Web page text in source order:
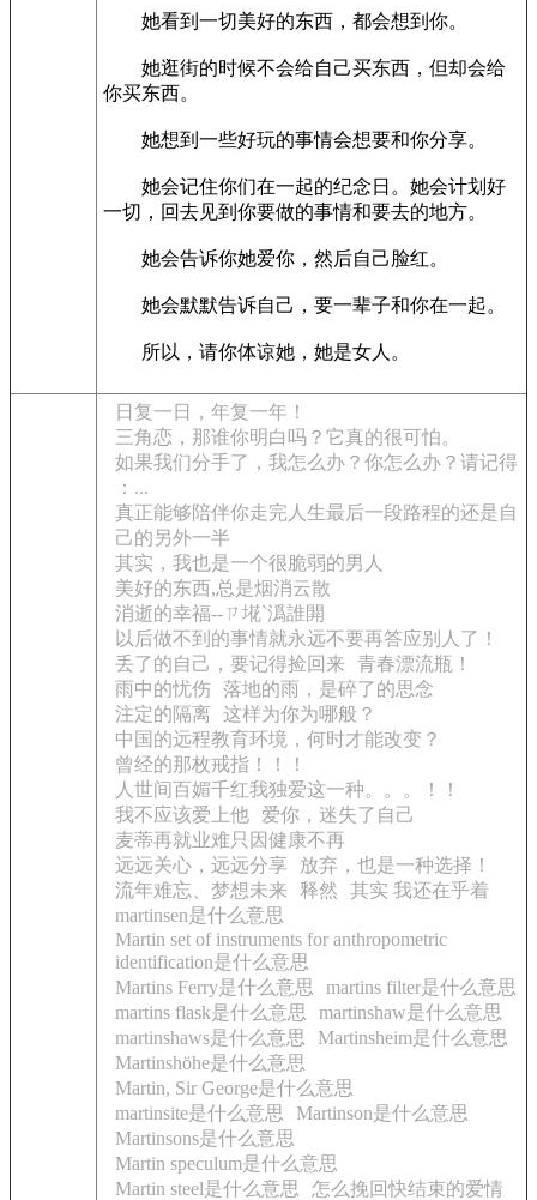
她看到一切美好的东西，都会想到你。
她逛街的时候不会给自己买东西，但却会给
你买东西。
她想到一些好玩的事情会想要和你分享。
她会记住你们在一起的纪念日。她会计划好
一切，回去见到你要做的事情和要去的地方。
她会告诉你她爱你，然后自己脸红。
她会默默告诉自己，要一辈子和你在一起。
所以，请你体谅她，她是女人。
日复一日，年复一年！
三角恋，那谁你明白吗？它真的很可怕。
如果我们分手了，我怎么办？你怎么办？请记得
：...
真正能够陪伴你走完人生最后一段路程的还是自
己的另外一半
其实，我也是一个很脆弱的男人
美好的东西,总是烟消云散
消逝的幸福--ㄗ埖`潙誰閞
以后做不到的事情就永远不要再答应别人了！
丢了的自己，要记得捡回来 青春漂流瓶！
雨中的忧伤 落地的雨，是碎了的思念
注定的隔离
这样为你为哪般？
中国的远程教育环境，何时才能改变？
曾经的那枚戒指！！！
人世间百媚千红我独爱这一种。。。！！
我不应该爱上他
爱你，迷失了自己
麦蒂再就业难只因健康不再
远远关心，远远分享
放弃，也是一种选择！
流年难忘、梦想未来 释然
其实 我还在乎着
martinsen是什么意思
Martin set of instruments for anthropometric
identification是什么意思
Martins Ferry是什么意思
martins filter是什么意思
martins flask是什么意思
martinshaw是什么意思
martinshaws是什么意思
Martinsheim是什么意思
Martinshöhe是什么意思
Martin, Sir George是什么意思
martinsite是什么意思
Martinson是什么意思
Martinsons是什么意思
Martin speculum是什么意思
Martin steel是什么意思
怎么挽回快结束的爱情